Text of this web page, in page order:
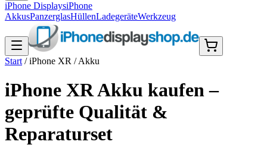
iPhone DisplaysiPhone
AkkusPanzerglasHüllenLadegeräteWerkzeug
Start /iPhone XR /Akku
iPhone XR Akku kaufen –
geprüfte Qualität &
Reparaturset